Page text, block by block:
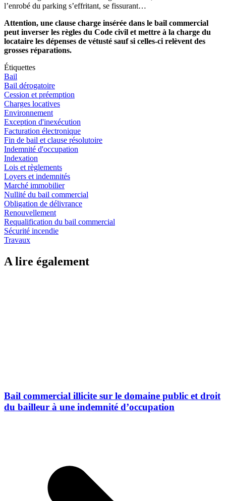
l’enrobé du parking s’effritant, se fissurant…
Attention, une clause charge insérée dans le bail commercial
peut inverser les règles du Code civil et mettre à la charge du
locataire les dépenses de vétusté sauf si celles-ci relèvent des
grosses réparations.
Étiquettes
Bail
Bail dérogatoire
Cession et préemption
Charges locatives
Environnement
Exception d'inexécution
Facturation électronique
Fin de bail et clause résolutoire
Indemnité d'occupation
Indexation
Lois et règlements
Loyers et indemnités
Marché immobilier
Nullité du bail commercial
Obligation de délivrance
Renouvellement
Requalification du bail commercial
Sécurité incendie
Travaux
A lire également
Bail commercial illicite sur le domaine public et droit
du bailleur à une indemnité d’occupation